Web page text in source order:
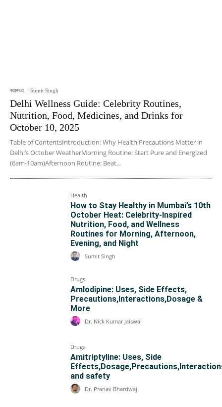
स्वास्थ्य Sumit Singh
Delhi Wellness Guide: Celebrity Routines,
Nutrition, Food, Medicines, and Drinks for
October 10, 2025
Table of ContentsIntroduction: Why Health Precautions Matter in
Delhi’s October WeatherMorning Routine: Start Pure and Energized
(6am-10am)Afternoon Routine: Beat...
Health
How to Stay Healthy in Mumbai’s 10th
October Heat: Celebrity-Inspired
Nutrition, Food, and Wellness
Routines for Morning, Afternoon,
Evening, and Night
Sumit Singh
Drugs
Amlodipine: Uses, Side Effects,
Precautions,Interactions,Dosage &
More
Dr. Nick Kumar Jaiswal
Drugs
Amitriptyline: Uses, Side
and safety
Dr. Pranav Bhardwaj